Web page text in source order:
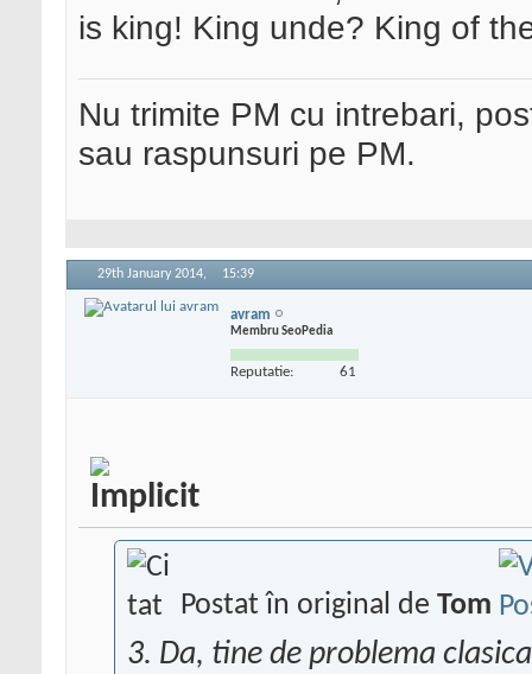
is king! King unde? King of
Nu trimite PM cu intrebari,
sau raspunsuri pe PM.
29th January 2014, 15:39
avram
Membru SeoPedia
Reputatie: 61
Postat în original de Tom
3. Da, tine de problema